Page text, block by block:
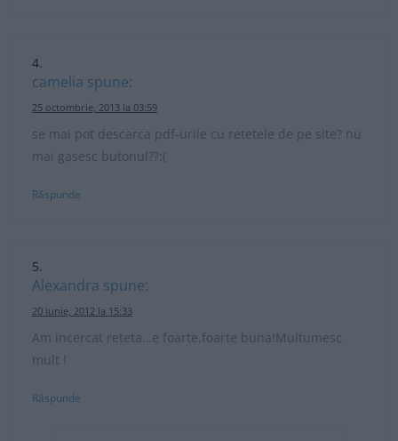
camelia spune:
25 octombrie, 2013 la 03:59
se mai pot descarca pdf-urile cu retetele de pe site? nu
mai gasesc butonul??:(
Răspunde
Alexandra spune:
20 iunie, 2012 la 15:33
Am incercat reteta…e foarte,foarte buna!Multumesc
mult !
Răspunde